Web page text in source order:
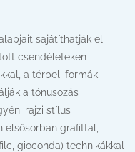
sajátíthatják el
csendéleteken
a térbeli formák
a tónusozás
rajzi stílus
elsősorban grafittal,
gioconda) technikákkal